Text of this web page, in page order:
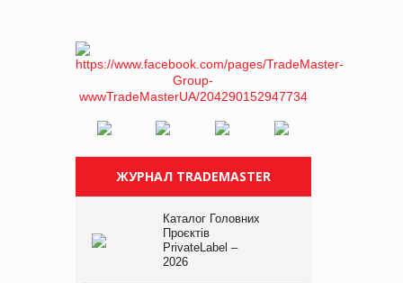
ЖУРНАЛ TRADEMASTER
Каталог Головних
Проєктів
PrivateLabel –
2026